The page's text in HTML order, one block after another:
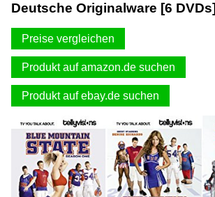
Support & Newsletter
Presse
Datenschutz
Impressum
Deutsche Originalware [6 DVDs]
Preise vergleichen
Produkt auf amazon.de suchen
Produkt auf ebay.de suchen